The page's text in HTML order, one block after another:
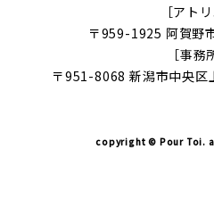
［アトリ
〒959-1925 阿賀野
［事務
〒951-8068 新潟市中央
copyright © Pour Toi.